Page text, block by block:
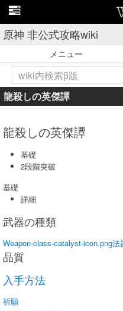
原神 非公式攻略wiki
メニュー
龍殺しの英傑譚
龍殺しの英傑譚
基礎
2段階突破
基礎
詳細
武器の種類
Weapon-class-catalyst-icon.png法
品質
入手方法
祈願